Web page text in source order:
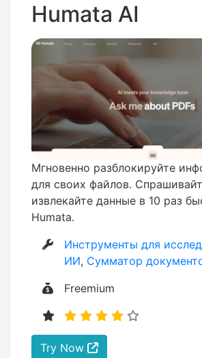
Humata AI
Мгновенно разблокируйте
для своих файлов.
извлекайте данные в 10 раз
Humata.
Инструменты для
ИИ, Сумматор
Freemium
Try Now